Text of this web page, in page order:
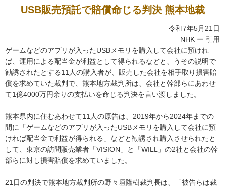
USB販売預託で賠償命じる判決 熊本地裁
令和7年5月21日
NHK ー 引用
ゲームなどのアプリが入ったUSBメモリを購入して会社に預けれ
ば、運用による配当金が利益として得られるなどと、うその説明で
勧誘されたとする11人の購入者が、販売した会社を相手取り損害賠
償を求めていた裁判で、熊本地方裁判所は、会社と幹部らにあわせ
て1億4000万円余りの支払いを命じる判決を言い渡しました。
熊本県内に住むあわせて11人の原告は、2019年から2024年までの
間に「ゲームなどのアプリが入ったUSBメモリを購入して会社に預
ければ配当金で利益が得られる」などと勧誘され購入させられたと
して、東京の訪問販売業者「VISION」と「WILL」の2社と会社の幹
部らに対し損害賠償を求めていました。
21日の判決で熊本地方裁判所の野々垣隆樹裁判長は、「被告らは裁